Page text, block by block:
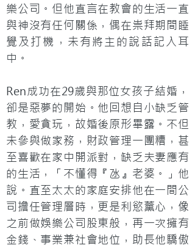
樂公司。但他直言在教會的生活一直
與神沒有任何關係，偶在祟拜期間睡
覺及打機，未有將主的說話記入耳
中。
Ren成功在29歲與那位女孩子結婚，
卻是惡夢的開始。他回想自小缺乏管
教，愛貪玩，故婚後原形畢露。不但
未參與做家務，財政管理一團糟，甚
至喜歡在家中開派對，缺乏夫妻應有
的生活，「不懂得『氹』老婆。」他
說。直至太太的家庭安排他在一間公
司擔任管理層時，更是利慾薰心，像
之前做娛樂公司股東般，再一次擁有
金錢、事業兼社會地位，助長他驕傲